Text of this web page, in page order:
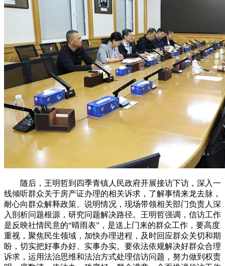
随后，王明哲到四季青镇人民政府开展接访下访，深入一
线倾听群众关于房产证办理的相关诉求，了解事情来龙去脉，
耐心向群众解释政策、说明情况，现场带领相关部门负责人深
入剖析问题根源，研究问题解决路径。王明哲强调，信访工作
是反映社情民意的“晴雨表”，是送上门来的群众工作，要高度
重视，聚焦民生领域，加快办理进程，及时回应群众关切和期
盼，切实把好事办好、实事办实。要依法依规解决好群众合理
诉求，运用法治思维和法治方式处理信访问题，努力做到权责